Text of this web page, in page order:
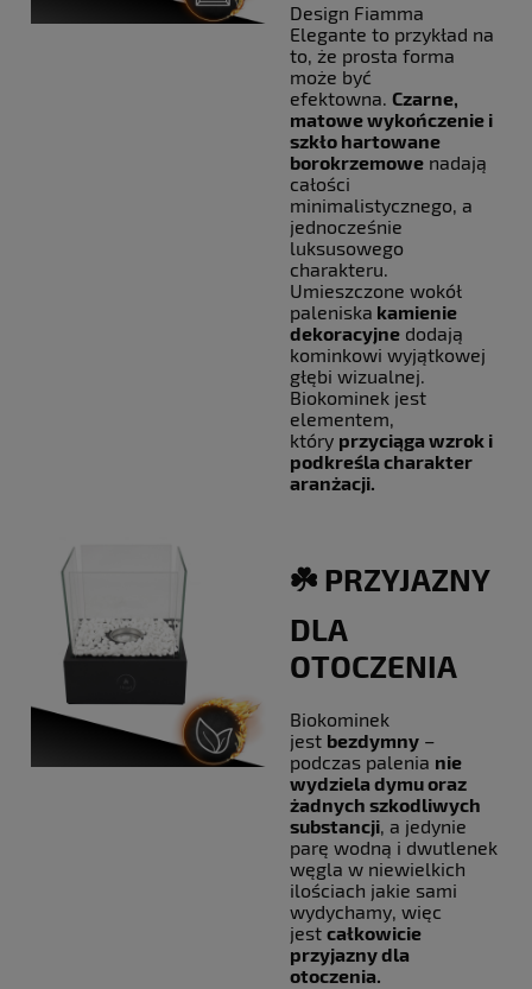
Design Fiamma
Elegante to przykład na
to, że prosta forma
może być
efektowna. Czarne,
matowe wykończenie i
szkło hartowane
borokrzemowe nadają
całości
minimalistycznego, a
jednocześnie
luksusowego
charakteru.
Umieszczone wokół
paleniska kamienie
dekoracyjne dodają
kominkowi wyjątkowej
głębi wizualnej.
Biokominek jest
elementem,
który przyciąga wzrok i
podkreśla charakter
aranżacji.
☘️ PRZYJAZNY
DLA
OTOCZENIA
Biokominek
jest bezdymny –
podczas palenia nie
wydziela dymu oraz
żadnych szkodliwych
substancji, a jedynie
parę wodną i dwutlenek
węgla w niewielkich
ilościach jakie sami
wydychamy, więc
jest całkowicie
przyjazny dla
otoczenia.